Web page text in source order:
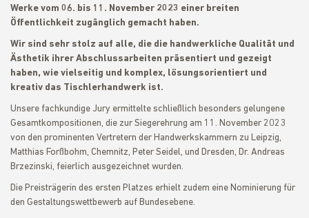
Werke vom 06. bis 11. November 2023 einer breiten
Öffentlichkeit zugänglich gemacht haben.
Wir sind sehr stolz auf alle, die die handwerkliche Qualität und
Ästhetik ihrer Abschlussarbeiten präsentiert und gezeigt
haben, wie vielseitig und komplex, lösungsorientiert und
kreativ das Tischlerhandwerk ist.
Unsere fachkundige Jury ermittelte schließlich besonders gelungene
Gesamtkompositionen, die zur Siegerehrung am 11. November 2023
von den prominenten Vertretern der Handwerkskammern zu Leipzig,
Matthias Forßbohm, Chemnitz, Peter Seidel, und Dresden, Dr. Andreas
Brzezinski, feierlich ausgezeichnet wurden.
Die Preisträgerin des ersten Platzes erhielt zudem eine Nominierung für
den Gestaltungswettbewerb auf Bundesebene.